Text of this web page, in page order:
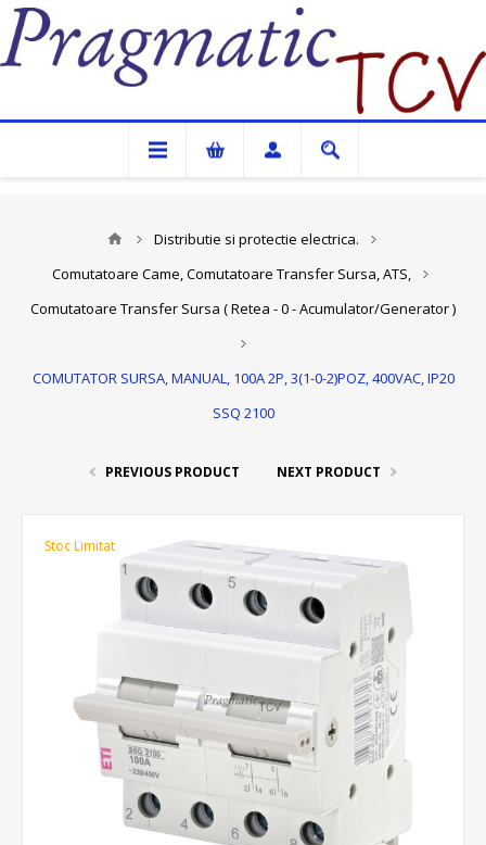
Pragmatic TCV
Distributie si protectie electrica.
Comutatoare Came, Comutatoare Transfer Sursa, ATS,
Comutatoare Transfer Sursa ( Retea - 0 - Acumulator/Generator )
COMUTATOR SURSA, MANUAL, 100A 2P, 3(1-0-2)POZ, 400VAC, IP20
SSQ 2100
PREVIOUS PRODUCT NEXT PRODUCT
Stoc Limitat